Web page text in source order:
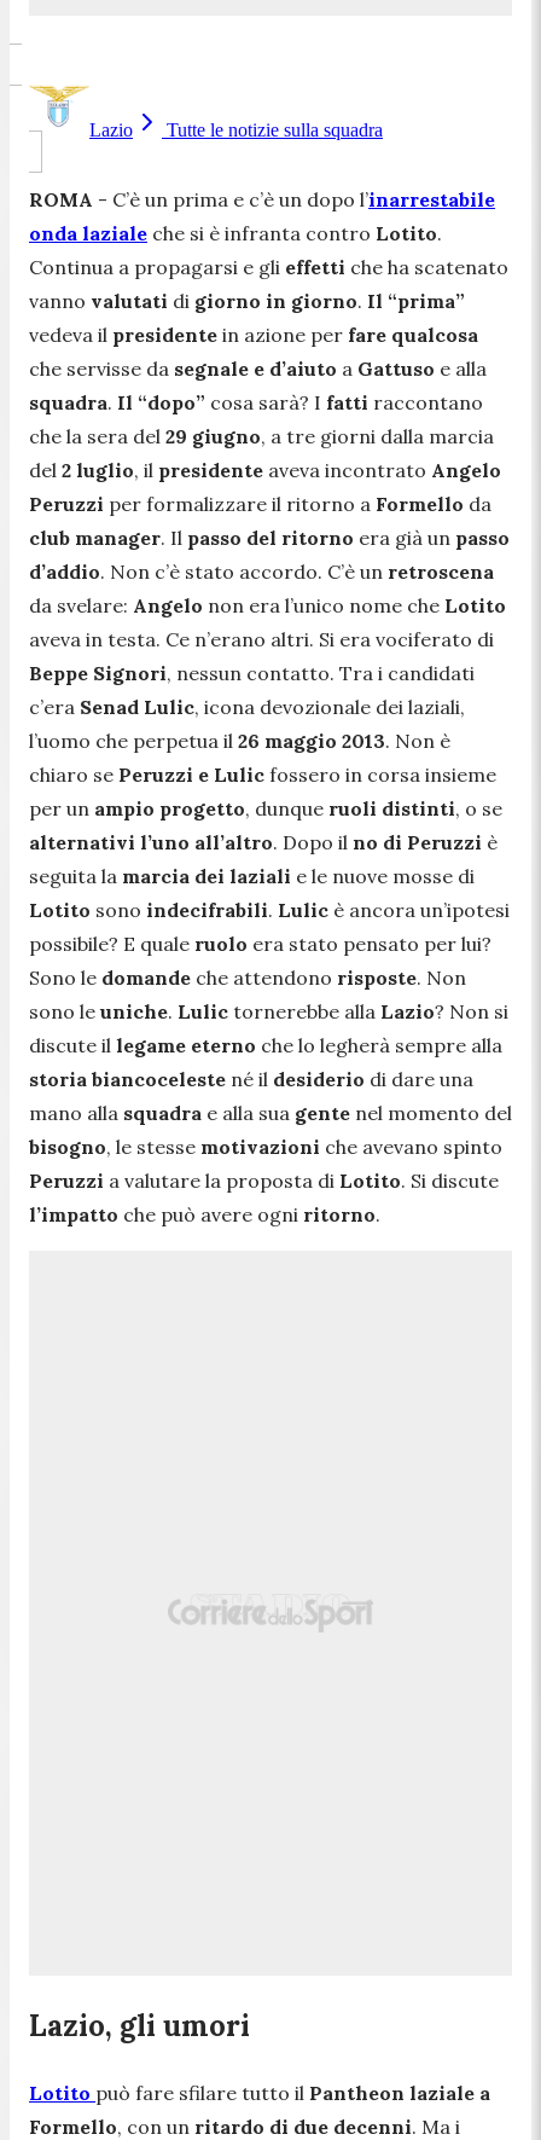
Lazio Tutte le notizie sulla squadra
ROMA - C’è un prima e c’è un dopo l’inarrestabile
onda laziale che si è infranta contro Lotito.
Continua a propagarsi e gli effetti che ha scatenato
vanno valutati di giorno in giorno. Il “prima”
vedeva il presidente in azione per fare qualcosa
che servisse da segnale e d’aiuto a Gattuso e alla
squadra. Il “dopo” cosa sarà? I fatti raccontano
che la sera del 29 giugno, a tre giorni dalla marcia
del 2 luglio, il presidente aveva incontrato Angelo
Peruzzi per formalizzare il ritorno a Formello da
club manager. Il passo del ritorno era già un passo
d’addio. Non c’è stato accordo. C’è un retroscena
da svelare: Angelo non era l’unico nome che Lotito
aveva in testa. Ce n’erano altri. Si era vociferato di
Beppe Signori, nessun contatto. Tra i candidati
c’era Senad Lulic, icona devozionale dei laziali,
l’uomo che perpetua il 26 maggio 2013. Non è
chiaro se Peruzzi e Lulic fossero in corsa insieme
per un ampio progetto, dunque ruoli distinti, o se
alternativi l’uno all’altro. Dopo il no di Peruzzi è
seguita la marcia dei laziali e le nuove mosse di
Lotito sono indecifrabili. Lulic è ancora un’ipotesi
possibile? E quale ruolo era stato pensato per lui?
Sono le domande che attendono risposte. Non
sono le uniche. Lulic tornerebbe alla Lazio? Non si
discute il legame eterno che lo legherà sempre alla
storia biancoceleste né il desiderio di dare una
mano alla squadra e alla sua gente nel momento del
bisogno, le stesse motivazioni che avevano spinto
Peruzzi a valutare la proposta di Lotito. Si discute
l’impatto che può avere ogni ritorno.
Lazio, gli umori
Lotito può fare sfilare tutto il Pantheon laziale a
Formello, con un ritardo di due decenni. Ma i